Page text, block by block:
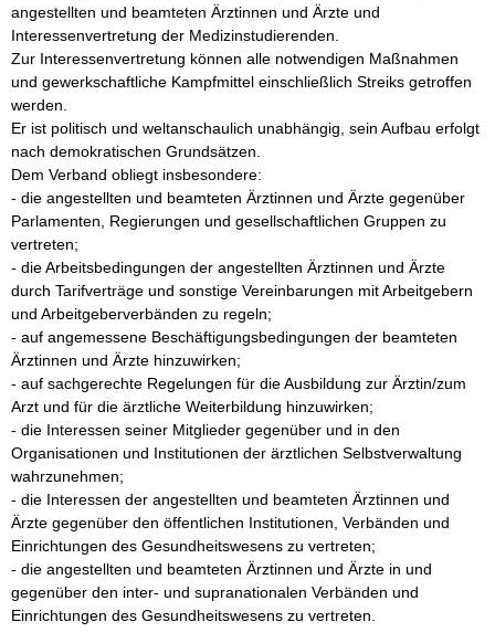
angestellten und beamteten Ärztinnen und Ärzte und
Interessenvertretung der Medizinstudierenden.
Zur Interessenvertretung können alle notwendigen Maßnahmen
und gewerkschaftliche Kampfmittel einschließlich Streiks getroffen
werden.
Er ist politisch und weltanschaulich unabhängig, sein Aufbau erfolgt
nach demokratischen Grundsätzen.
Dem Verband obliegt insbesondere:
- die angestellten und beamteten Ärztinnen und Ärzte gegenüber
Parlamenten, Regierungen und gesellschaftlichen Gruppen zu
vertreten;
- die Arbeitsbedingungen der angestellten Ärztinnen und Ärzte
durch Tarifverträge und sonstige Vereinbarungen mit Arbeitgebern
und Arbeitgeberverbänden zu regeln;
- auf angemessene Beschäftigungsbedingungen der beamteten
Ärztinnen und Ärzte hinzuwirken;
- auf sachgerechte Regelungen für die Ausbildung zur Ärztin/zum
Arzt und für die ärztliche Weiterbildung hinzuwirken;
- die Interessen seiner Mitglieder gegenüber und in den
Organisationen und Institutionen der ärztlichen Selbstverwaltung
wahrzunehmen;
- die Interessen der angestellten und beamteten Ärztinnen und
Ärzte gegenüber den öffentlichen Institutionen, Verbänden und
Einrichtungen des Gesundheitswesens zu vertreten;
- die angestellten und beamteten Ärztinnen und Ärzte in und
gegenüber den inter- und supranationalen Verbänden und
Einrichtungen des Gesundheitswesens zu vertreten.